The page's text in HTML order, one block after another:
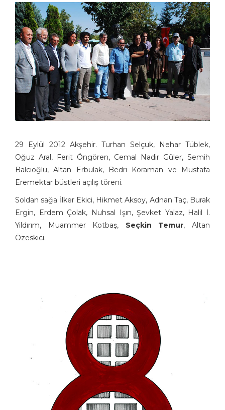
29 Eylül 2012 Akşehir. Turhan Selçuk, Nehar Tüblek,
Oğuz Aral, Ferit Öngören, Cemal Nadir Güler, Semih
Balcıoğlu, Altan Erbulak, Bedri Koraman ve Mustafa
Eremektar büstleri açılış töreni.
Soldan sağa İlker Ekici, Hikmet Aksoy, Adnan Taç, Burak
Ergin, Erdem Çolak, Nuhsal Işın, Şevket Yalaz, Halil İ.
Yıldırım, Muammer Kotbaş, Seçkin Temur, Altan
Özeskici.